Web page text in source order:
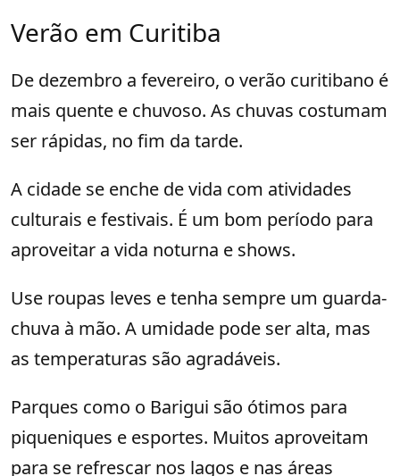
Verão em Curitiba
De dezembro a fevereiro, o verão curitibano é
mais quente e chuvoso. As chuvas costumam
ser rápidas, no fim da tarde.
A cidade se enche de vida com atividades
culturais e festivais. É um bom período para
aproveitar a vida noturna e shows.
Use roupas leves e tenha sempre um guarda-
chuva à mão. A umidade pode ser alta, mas
as temperaturas são agradáveis.
Parques como o Barigui são ótimos para
piqueniques e esportes. Muitos aproveitam
para se refrescar nos lagos e nas áreas